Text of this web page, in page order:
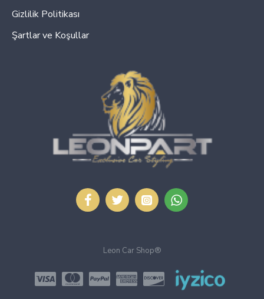
Gizlilik Politikası
Şartlar ve Koşullar
Leon Car Shop®